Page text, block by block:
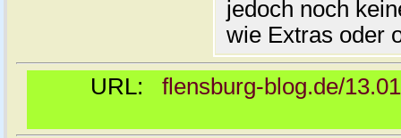
jedoch noch
wie Extras oder
URL: flensburg-blog.de/